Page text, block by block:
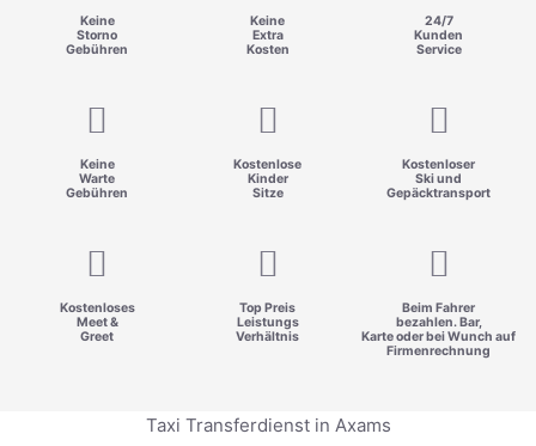
Keine
Storno
Gebühren
Keine
Extra
Kosten
24/7
Kunden
Service
Keine
Warte
Gebühren
Kostenlose
Kinder
Sitze
Kostenloser
Ski und
Gepäcktransport
Kostenloses
Meet &
Greet
Top Preis
Leistungs
Verhältnis
Beim Fahrer
bezahlen. Bar,
Karte oder bei Wunch auf
Firmenrechnung
Taxi Transferdienst in Axams